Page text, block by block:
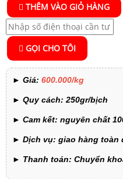
THÊM VÀO GIỎ HÀNG
GỌI CHO TÔI
► Giá: 600.000/kg
► Quy cách: 250gr/bịch
► Cam kết: nguyên chất
► Dịch vụ: giao hàng toàn
► Thanh toán: Chuyển